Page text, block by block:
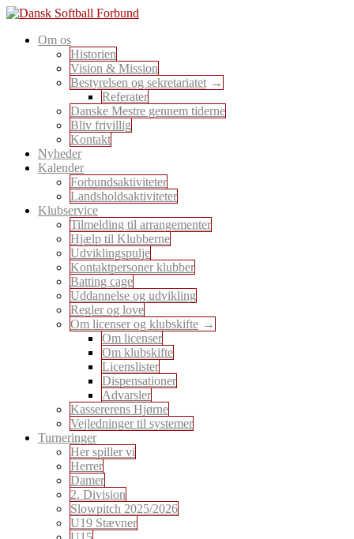
Skip
content
Dansk Softball Forbund
En sport for alle
Om os
Historien
Vision & Mission
Bestyrelsen og sekretariatet
Referater
Danske Mestre gennem tiderne
Bliv frivillig
Kontakt
Nyheder
Kalender
Forbundsaktiviteter
Landsholdsaktiviteter
Klubservice
Tilmelding til arrangementer
Hjælp til Klubberne
Udviklingspulje
Kontaktpersoner klubber
Batting cage
Uddannelse og udvikling
Regler og love
Om licenser og klubskifte
Om licenser
Om klubskifte
Licenslister
Dispensationer
Advarsler
Kassererens Hjørne
Vejledninger til systemer
Turneringer
Her spiller vi
Herrer
Damer
2. Division
Slowpitch 2025/2026
U19 Stævner